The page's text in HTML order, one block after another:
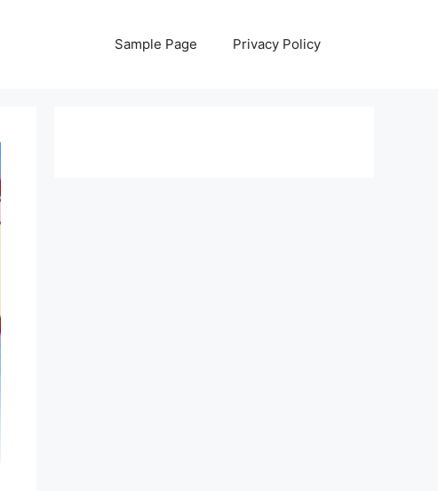
Sample Page Privacy Policy